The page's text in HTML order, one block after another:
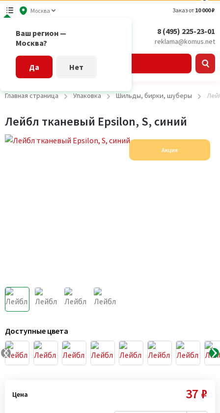
Москва
Ваш регион —
Москва?
Да Нет
Заказ от 10 000 ₽
8 (495) 225-23-01
reklama@komus.net
Главная страница Упаковка Шильды, бирки, шуберы
Лейбл тканевый Epsilon, S, синий
Акция
Доступные цвета
Цена 37 ₽